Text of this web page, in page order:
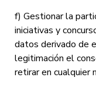
f) Gestionar la
iniciativas y
datos derivado de
legitimación el
retirar en cualquier